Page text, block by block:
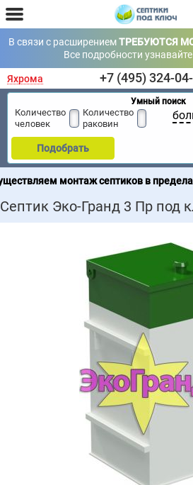
В связи с расширениемТРЕБУЮТСЯ
Все подробности
Яхрома +7 (495) 324-
Умный поиск
Количество
человек
Количество
раковин
Подобрать
монтаж септиков в пределах 200 км
Септик Эко-Гранд 3 Пр под